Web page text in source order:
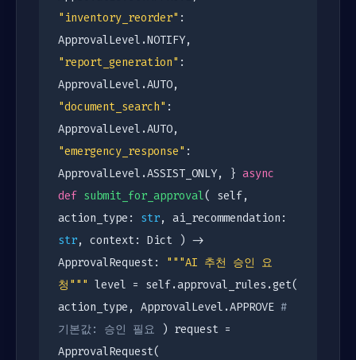
"inventory_reorder" :
ApprovalLevel.NOTIFY,
"report_generation" :
ApprovalLevel.AUTO,
"document_search" :
ApprovalLevel.AUTO,
"emergency_response" :
ApprovalLevel.ASSIST_ONLY, } async
def submit_for_approval( self,
action_type: str, ai_recommendation:
str, context: Dict ) ->
ApprovalRequest:
"""AI 추천 승인 요
청""" level = self.approval_rules.get(
action_type, ApprovalLevel.APPROVE #
기본값: 승인 필요 ) request =
ApprovalRequest(